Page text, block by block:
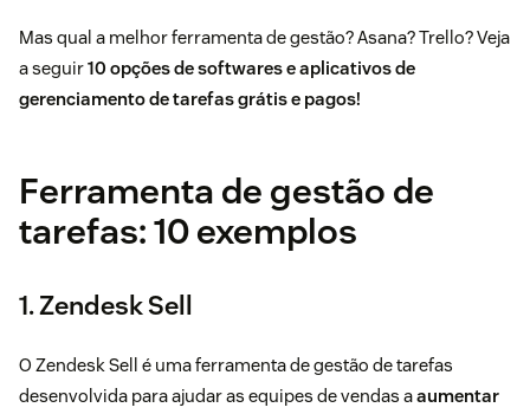
Mas qual a melhor ferramenta de gestão? Asana? Trello? Veja
a seguir10 opções de softwares e aplicativos de
gerenciamento de tarefas grátis e pagos!
Ferramenta de gestão de
tarefas: 10 exemplos
1. Zendesk Sell
O Zendesk Sell é uma ferramenta de gestão de tarefas
desenvolvida para ajudar as equipes de vendas aaumentar